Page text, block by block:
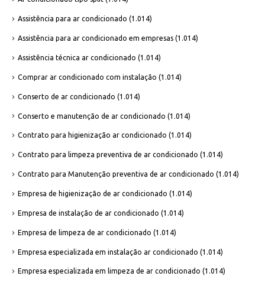
Assistência para ar condicionado (1.014)
Assistência para ar condicionado em empresas (1.014)
Assistência técnica ar condicionado (1.014)
Comprar ar condicionado com instalação (1.014)
Conserto de ar condicionado (1.014)
Conserto e manutenção de ar condicionado (1.014)
Contrato para higienização ar condicionado (1.014)
Contrato para limpeza preventiva de ar condicionado (1.014)
Contrato para Manutenção preventiva de ar condicionado (1.014)
Empresa de higienização de ar condicionado (1.014)
Empresa de instalação de ar condicionado (1.014)
Empresa de limpeza de ar condicionado (1.014)
Empresa especializada em instalação ar condicionado (1.014)
Empresa especializada em limpeza de ar condicionado (1.014)